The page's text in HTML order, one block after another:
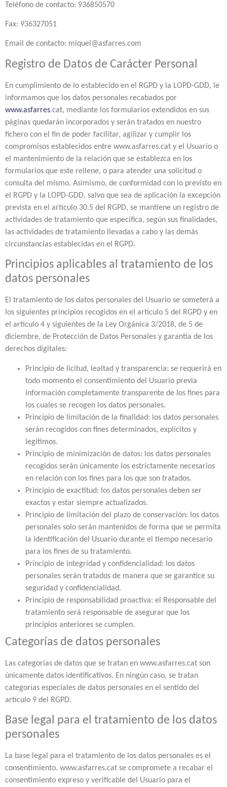
Teléfono de contacto: 936850570
Fax: 936327051
Email de contacto: miquel@asfarres.com
Registro de Datos de Carácter Personal
En cumplimiento de lo establecido en el RGPD y la LOPD-GDD, le
informamos que los datos personales recabados por
www.asfarres.cat, mediante los formularios extendidos en sus
páginas quedarán incorporados y serán tratados en nuestro
fichero con el fin de poder facilitar, agilizar y cumplir los
compromisos establecidos entre www.asfarres.cat y el Usuario o
el mantenimiento de la relación que se establezca en los
formularios que este rellene, o para atender una solicitud o
consulta del mismo. Asimismo, de conformidad con lo previsto en
el RGPD y la LOPD-GDD, salvo que sea de aplicación la excepción
prevista en el artículo 30.5 del RGPD, se mantiene un registro de
actividades de tratamiento que especifica, según sus finalidades,
las actividades de tratamiento llevadas a cabo y las demás
circunstancias establecidas en el RGPD.
Principios aplicables al tratamiento de los
datos personales
El tratamiento de los datos personales del Usuario se someterá a
los siguientes principios recogidos en el artículo 5 del RGPD y en
el artículo 4 y siguientes de la Ley Orgánica 3/2018, de 5 de
diciembre, de Protección de Datos Personales y garantía de los
derechos digitales:
Principio de licitud, lealtad y transparencia: se requerirá en
todo momento el consentimiento del Usuario previa
información completamente transparente de los fines para
los cuales se recogen los datos personales.
Principio de limitación de la finalidad: los datos personales
serán recogidos con fines determinados, explícitos y
legítimos.
Principio de minimización de datos: los datos personales
recogidos serán únicamente los estrictamente necesarios
en relación con los fines para los que son tratados.
Principio de exactitud: los datos personales deben ser
exactos y estar siempre actualizados.
Principio de limitación del plazo de conservación: los datos
personales solo serán mantenidos de forma que se permita
la identificación del Usuario durante el tiempo necesario
para los fines de su tratamiento.
Principio de integridad y confidencialidad: los datos
personales serán tratados de manera que se garantice su
seguridad y confidencialidad.
Principio de responsabilidad proactiva: el Responsable del
tratamiento será responsable de asegurar que los
principios anteriores se cumplen.
Categorías de datos personales
Las categorías de datos que se tratan en www.asfarres.cat son
únicamente datos identificativos. En ningún caso, se tratan
categorías especiales de datos personales en el sentido del
artículo 9 del RGPD.
Base legal para el tratamiento de los datos
personales
La base legal para el tratamiento de los datos personales es el
consentimiento. www.asfarres.cat se compromete a recabar el
consentimiento expreso y verificable del Usuario para el